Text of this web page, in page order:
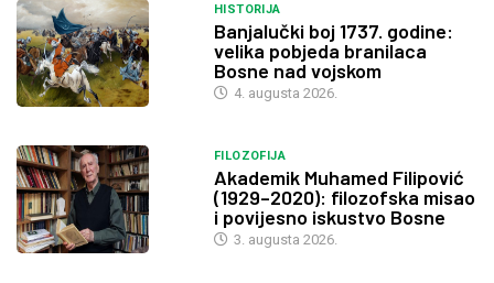
HISTORIJA
Banjalučki boj 1737. godine:
velika pobjeda branilaca
Bosne nad vojskom
4. augusta 2026.
FILOZOFIJA
Akademik Muhamed Filipović
(1929–2020): filozofska misao
i povijesno iskustvo Bosne
3. augusta 2026.